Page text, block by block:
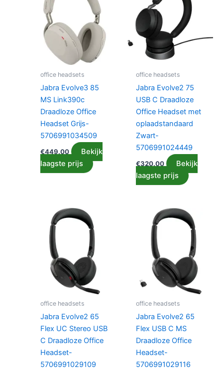
office headsets
Jabra Evolve3 85
MS Link390c
Draadloze Office
Headset Grijs-
5706991034509
€449.00
Bekijk
laagste prijs
office headsets
Jabra Evolve2 75
USB C Draadloze
Office Headset met
oplaadstandaard
Zwart-
5706991024449
€320.00
Bekijk
laagste prijs
office headsets
Jabra Evolve2 65
Flex UC Stereo USB
C Draadloze Office
Headset-
5706991029109
office headsets
Jabra Evolve2 65
Flex USB C MS
Draadloze Office
Headset-
5706991029116